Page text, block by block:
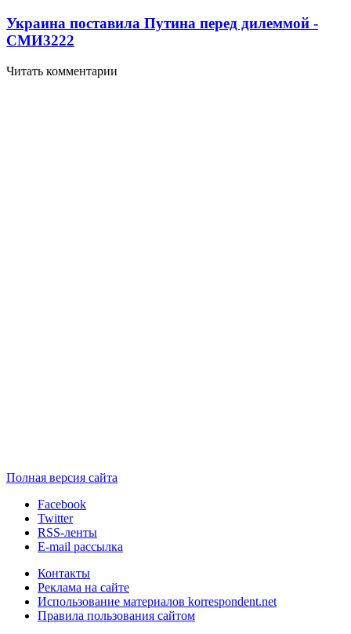
Украина поставила Путина перед дилеммой -
СМИ3222
Читать комментарии
Полная версия сайта
Facebook
Twitter
RSS-ленты
E-mail рассылка
Контакты
Реклама на сайте
Использование материалов korrespondent.net
Правила пользования сайтом